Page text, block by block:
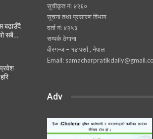
बढाउँदै
सबै…
सूचीकृत नं: ४२६०
सूचना तथा प्रसारण विभाग
दर्ता नं: ४२५३
सम्पर्क ठेगाना
वीरगन्ज – १४ पर्सा , नेपाल
Email:
Adv